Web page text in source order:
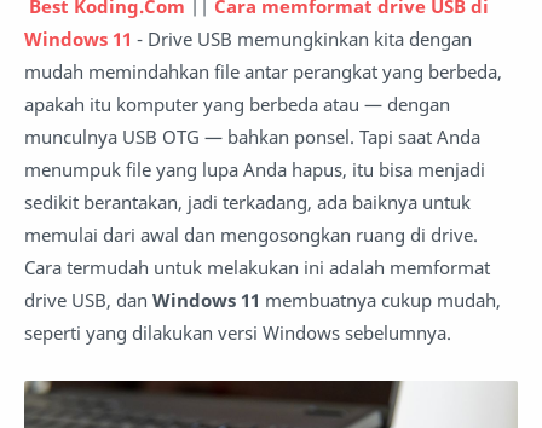
Best Koding.Com || Cara memformat drive USB di
Windows 11 - Drive USB memungkinkan kita dengan
mudah memindahkan file antar perangkat yang berbeda,
apakah itu komputer yang berbeda atau — dengan
munculnya USB OTG — bahkan ponsel. Tapi saat Anda
menumpuk file yang lupa Anda hapus, itu bisa menjadi
sedikit berantakan, jadi terkadang, ada baiknya untuk
memulai dari awal dan mengosongkan ruang di drive.
Cara termudah untuk melakukan ini adalah memformat
drive USB, dan Windows 11 membuatnya cukup mudah,
seperti yang dilakukan versi Windows sebelumnya.